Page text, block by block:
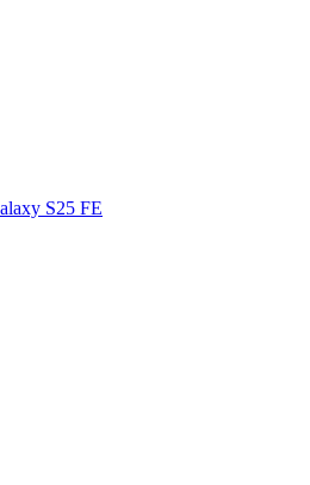
S25 FE